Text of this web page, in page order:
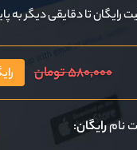
رایگان تا دقایقی دیگر به
۵۸۰,۰۰۰ تومان
نامرایگان: